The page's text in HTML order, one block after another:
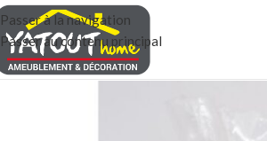
Passer à la navigation
Passer au contenu principal